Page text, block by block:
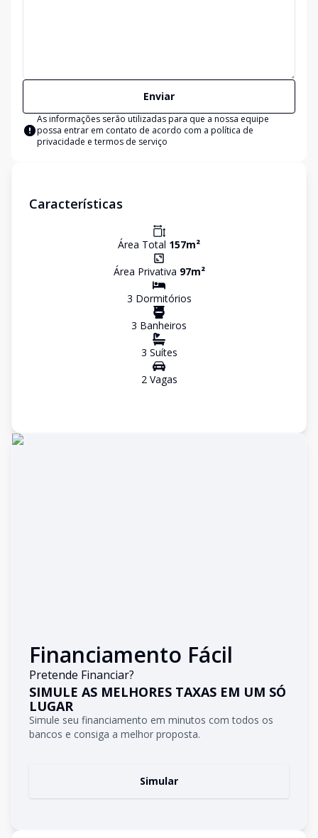
Enviar
As informações serão utilizadas para que a nossa equipe
possa entrar em contato de acordo com a política de
privacidade e termos de serviço
Características
Área Total 157m²
Área Privativa 97m²
3 Dormitórios
3 Banheiros
3 Suítes
2Vagas
Financiamento Fácil
Pretende Financiar?
SIMULE AS MELHORES TAXAS EM UM SÓ
LUGAR
Simule seu financiamento em minutos com todos os
bancos e consiga a melhor proposta.
Simular